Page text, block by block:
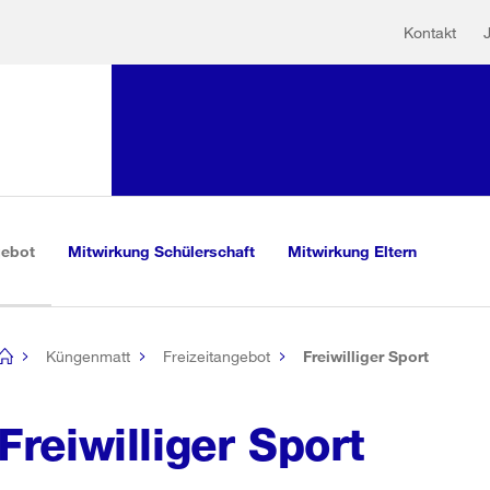
Kontakt
(aktiv)Mitwirkung Schülerschaft Mitwirkung Eltern
Küngenmatt Freizeitangebot Freiwilliger Sport
Freiwilliger Sport